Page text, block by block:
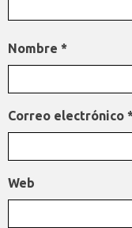
Nombre *
Correo electrónico
Web